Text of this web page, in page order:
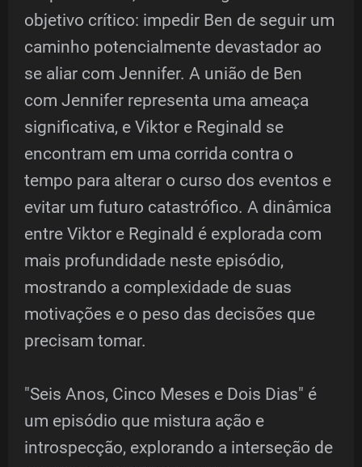
objetivo crítico: impedir Ben de seguir um
caminho potencialmente devastador ao
se aliar com Jennifer. A união de Ben
com Jennifer representa uma ameaça
significativa, e Viktor e Reginald se
encontram em uma corrida contra o
tempo para alterar o curso dos eventos e
evitar um futuro catastrófico. A dinâmica
entre Viktor e Reginald é explorada com
mais profundidade neste episódio,
mostrando a complexidade de suas
motivações e o peso das decisões que
precisam tomar.
"Seis Anos, Cinco Meses e Dois Dias" é
um episódio que mistura ação e
introspecção, explorando a interseção de